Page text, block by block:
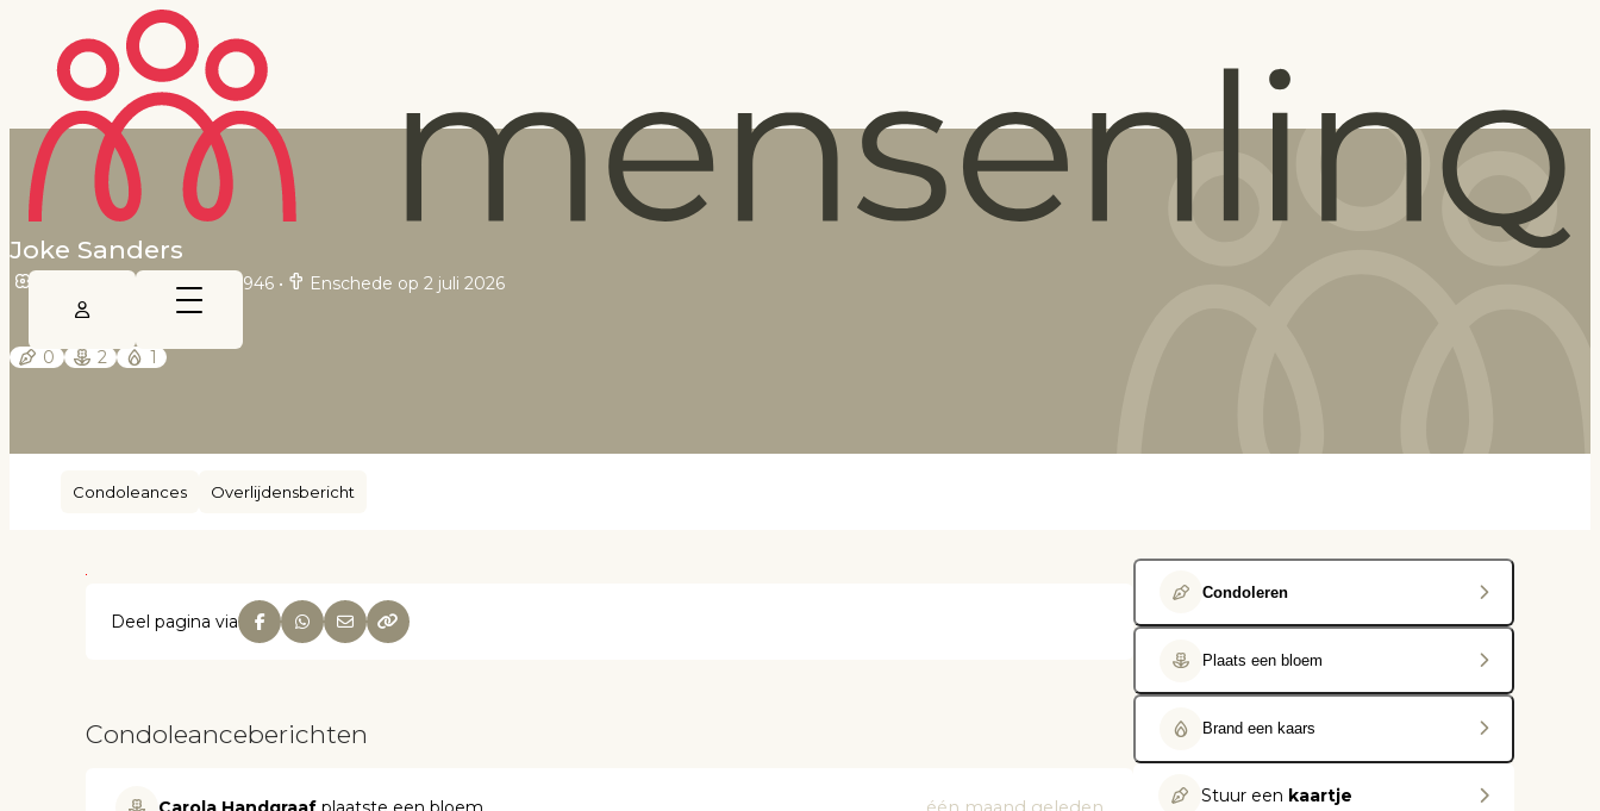
Joke Sanders
Enschede op 4 oktober 1946 • Enschede op 2 juli 2026
0 2 1
Condoleances Overlijdensbericht
Deel pagina via
Condoleanceberichten
Condoleren
Plaats een bloem
Brand een kaars
Stuur een kaartje